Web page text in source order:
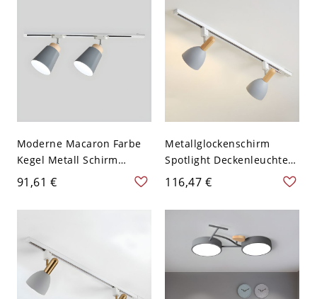
Moderne Macaron Farbe
Kegel Metall Schirm
Halbdeckenlampe Linear
Bahn Baldachin
Deckenleuchte - 2 Grau
91,61 €
Metallglockenschirm
Spotlight Deckenleuchte
Macaron
Halbflächenmontage
Beleuchtung für
Wohnzimmer - 110V-120V
2 Grau
116,47 €